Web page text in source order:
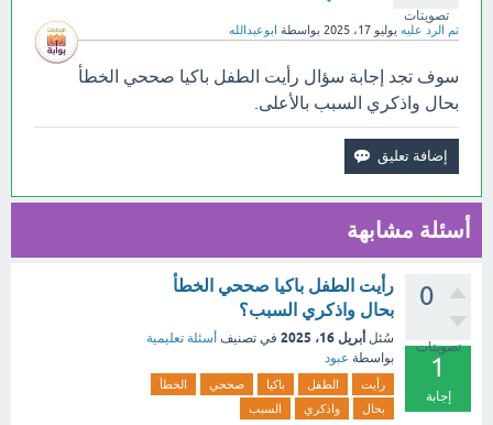
تصويتات
تم الرد عليه يوليو 17، 2025 بواسطة ابوعبدالله
سوف تجد إجابة سؤال رأيت الطفل باكيا صححي الخطأ
بحال واذكري السبب بالأعلى.
أسئلة مشابهة
0
تصويتات
1
إجابة
رأيت الطفل باكيا صححي الخطأ
بحال واذكري السبب؟
سُئل أبريل 16، 2025 في تصنيف أسئلة تعليمية
بواسطة عبود
رأيت الطفل باكيا صححي
الخطأ
بحال
واذكري السبب